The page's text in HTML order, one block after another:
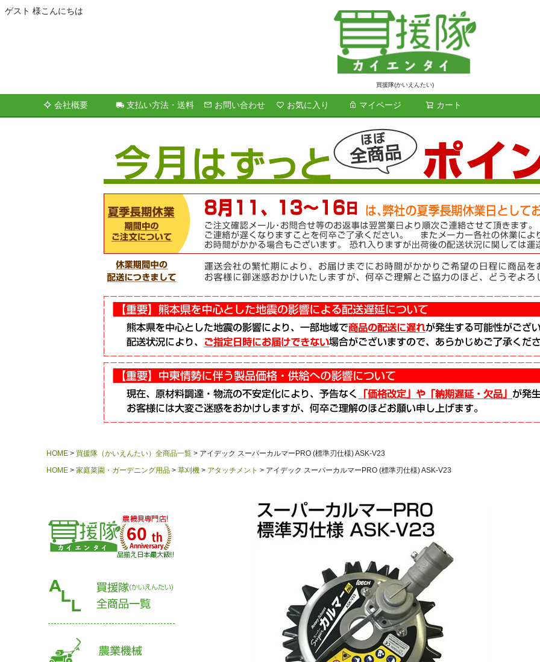
ゲスト 様こんにちは
買援隊(かいえんたい)
会社概要 支払い方法・送料 お問い合わせ お気に入り マイページ カート
検索
HOME 買援隊（かいえんたい）全商品一覧
アイデック スーパーカルマーPRO (標準刃仕様) ASK-V23
HOME
家庭菜園・ガーデニング用品 草刈機 アタッチメント アイデック スーパーカルマーPRO (標準刃仕様) ASK-V23
60